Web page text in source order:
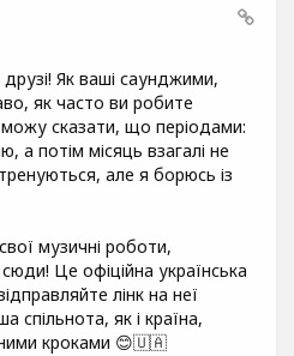
друзі! Як ваші саунджими,
як часто ви робите
сказати, що періодами:
а потім місяць взагалі не
але я борюсь із
музичні роботи,
Це офіційна українська
лінк на неї
спільнота, як і країна,
кроками 😊🇺🇦